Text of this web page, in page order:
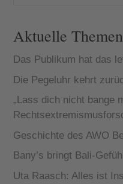
Aktuelle Themen
Das Publikum hat das
Die Pegeluhr kehrt
„Lass dich nicht bange
Geschichte des AWO
Bany’s bringt Bali-
Uta Raasch: Alles ist